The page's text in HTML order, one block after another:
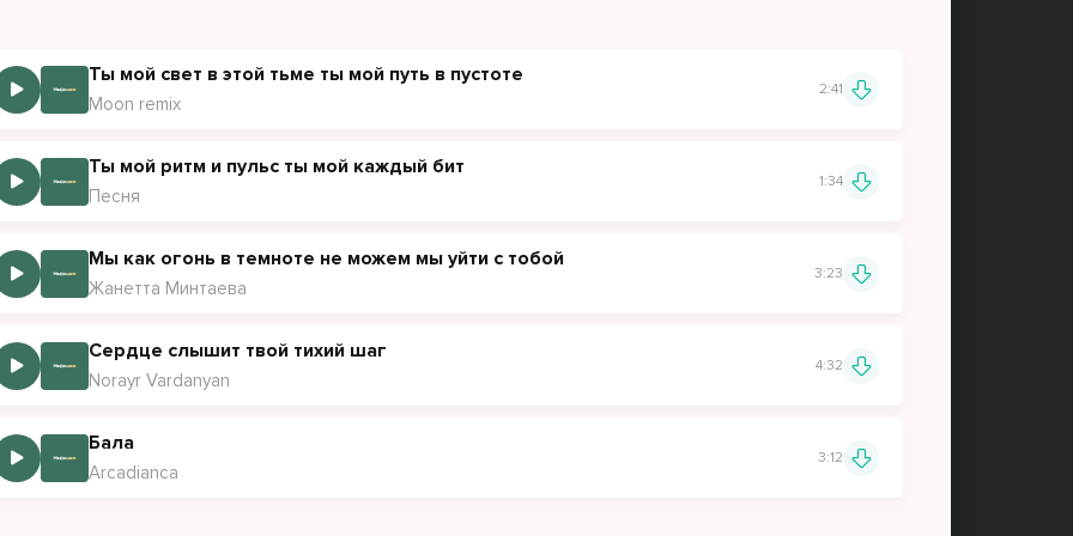
jaman, kot zajna im nersume
тебя среди чужих дорог
как свет, что ведёт сквозь туман
забыть, отпустить уйти
ты в каждом выборе моего пути
сердце с тобой говорит
Ты мой свет в этой тьме ты мой путь в пустоте
Moon remix
2:41
Ты мой ритм и пульс ты мой каждый бит
Песня
1:34
Мы как огонь в темноте не можем мы уйти с тобой
Жанетта Минтаева
3:23
Сердце слышит твой тихий шаг
Norayr Vardanyan
4:32
Бала
Arcadianca
3:12